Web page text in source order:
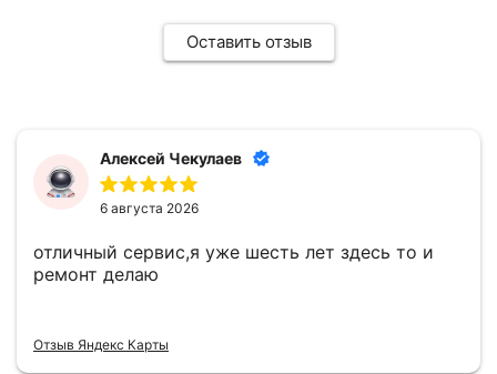
Оставить отзыв
Алексей Чекулаев
6 августа 2026
отличный сервис,я уже шесть лет здесь то и
ремонт делаю
Отзыв Яндекс Карты